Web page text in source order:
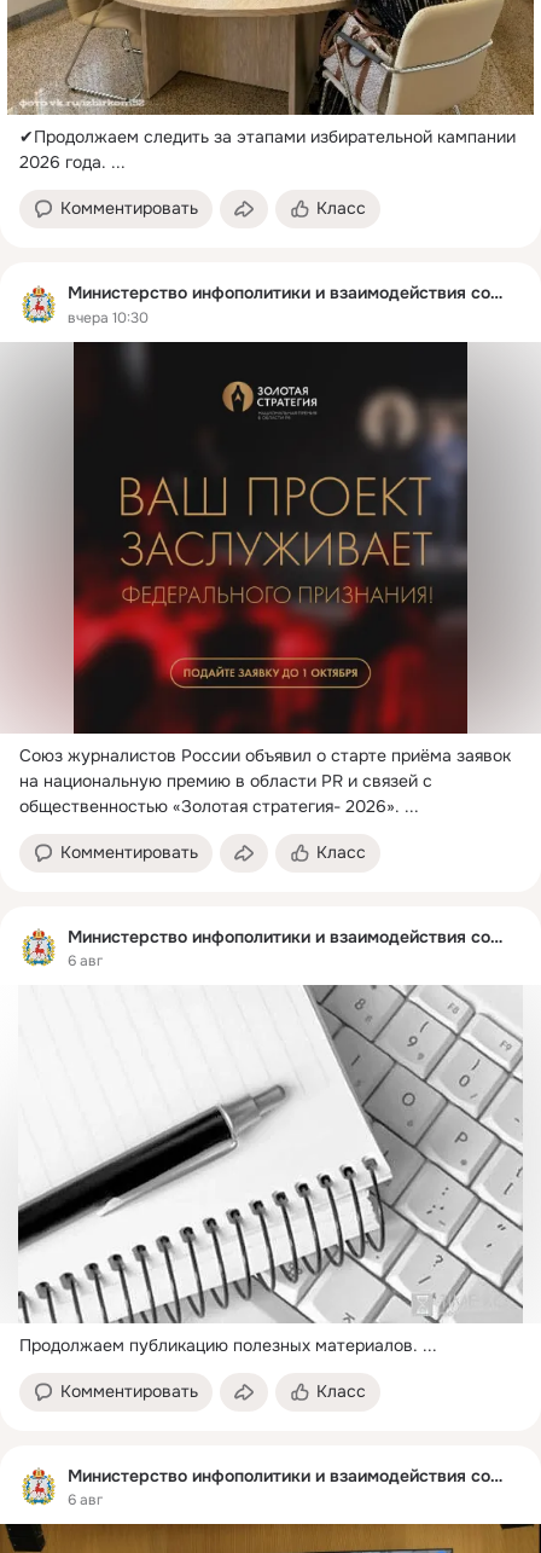
✔Продолжаем следить за этапами избирательной кампании
2026 года. ...
Комментировать Класс
Министерство инфополитики и взаимодействия со СМИ
вчера 10:30
Союз журналистов России объявил о старте приёма заявок
на национальную премию в области PR и связей с
общественностью «Золотая стратегия- 2026». ...
Комментировать Класс
Министерство инфополитики и взаимодействия со СМИ
6 авг
Продолжаем публикацию полезных материалов. ...
Комментировать Класс
Министерство инфополитики и взаимодействия со СМИ
6 авг